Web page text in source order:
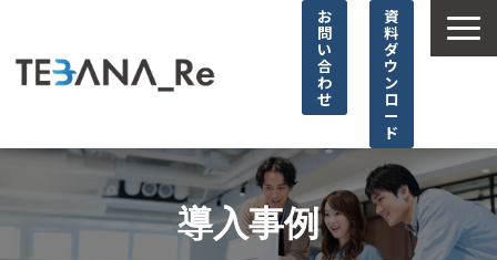
お
問
い
合
わ
せ
資
料
ダ
ウ
ン
ロ
ー
ド
TOP
選ばれる理由
サービス詳細
導入事例